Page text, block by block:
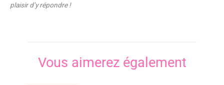
plaisir d’y répondre !
Vous aimerez également